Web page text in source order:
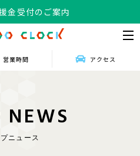
金受付のご案内
営業時間 アクセス
NEWS
ニュース